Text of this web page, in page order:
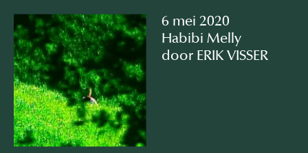
6 mei 2020
Habibi Melly
door ERIK VISSER